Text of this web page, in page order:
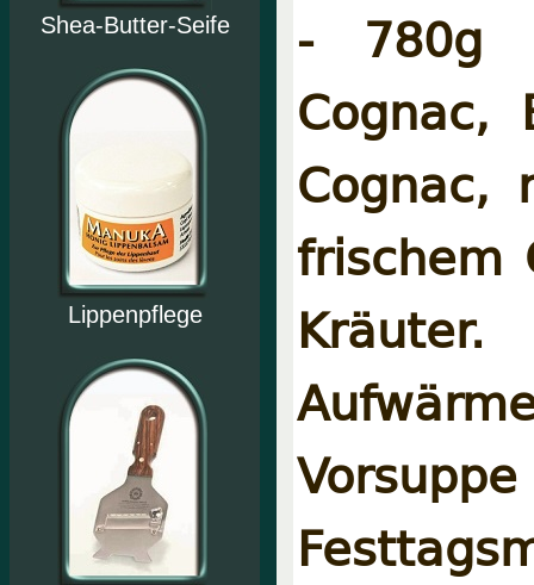
Shea-Butter-Seife
Lippenpflege
- 780g
Cognac,
Cognac,
frischem